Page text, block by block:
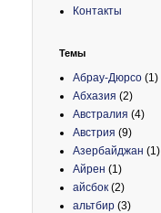
Контакты
Темы
Абрау-Дюрсо (1)
Абхазия (2)
Австралия (4)
Австрия (9)
Азербайджан (1)
Айрен (1)
айсбок (2)
альтбир (3)